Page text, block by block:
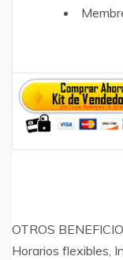
OTROS
Horarios flexibles,